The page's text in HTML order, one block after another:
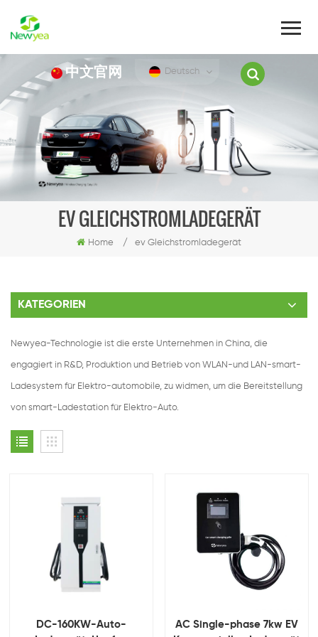
中文官网 Deutsch
EV GLEICHSTROMLADEGERÄT
Home / ev Gleichstromladegerät
KATEGORIEN
Newyea-Technologie ist die erste Unternehmen in China, die
engagiert in R&D, Produktion und Betrieb von WLAN-und LAN-smart-
Ladesystem für Elektro-automobile, zu widmen, um die Bereitstellung
von smart-Ladestation für Elektro-Auto.
DC-160KW-Auto-
AC Single-phase 7kw EV